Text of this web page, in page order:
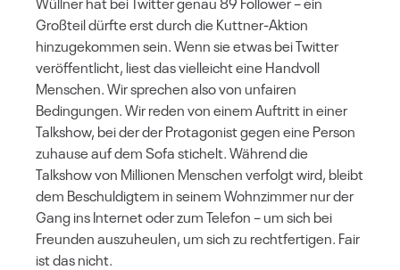
Großteil dürfte erst durch die Kuttner-Aktion
hinzugekommen sein. Wenn sie etwas bei Twitter
veröffentlicht, liest das vielleicht eine Handvoll
Menschen. Wir sprechen also von unfairen
Bedingungen. Wir reden von einem Auftritt in einer
Talkshow, bei der der Protagonist gegen eine Person
zuhause auf dem Sofa stichelt. Während die
Talkshow von Millionen Menschen verfolgt wird, bleibt
dem Beschuldigtem in seinem Wohnzimmer nur der
Gang ins Internet oder zum Telefon – um sich bei
Freunden auszuheulen, um sich zu rechtfertigen. Fair
ist das nicht.